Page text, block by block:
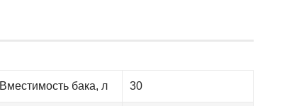
Вместимость бака, л 30